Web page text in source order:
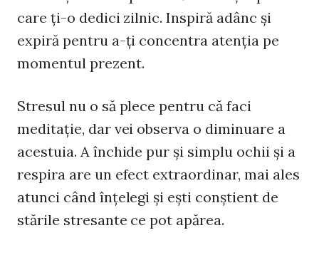
care ţi-o dedici zilnic. Inspiră adânc şi
expiră pentru a-ţi concentra atenţia pe
momentul prezent.
Stresul nu o să plece pentru că faci
meditaţie, dar vei observa o diminuare a
acestuia. A închide pur şi simplu ochii şi a
respira are un efect extraordinar, mai ales
atunci când înţelegi şi eşti conştient de
stările stresante ce pot apărea.